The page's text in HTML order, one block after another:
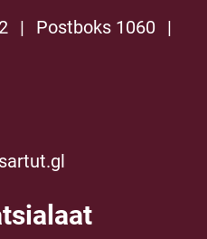
| Postboks 1060
|